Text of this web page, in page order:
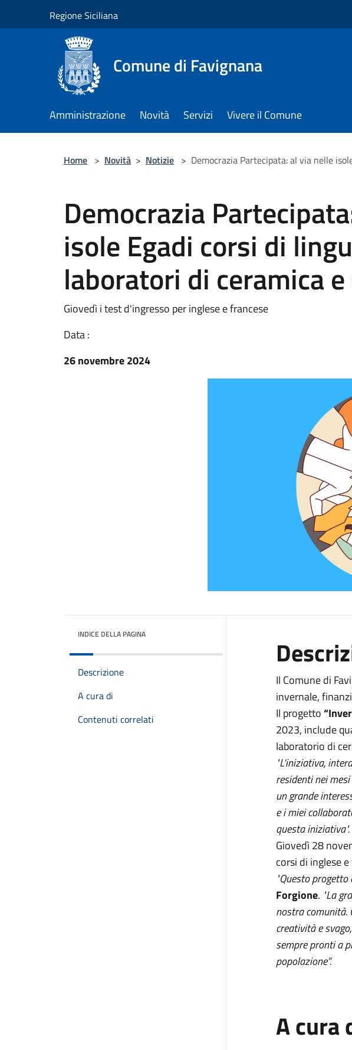
Regione Siciliana
Comune di Favignana
Amministrazione Novità Servizi Vivere il Comune
Home > Novità > Notizie > Democrazia Partecipata: al via nelle
Democrazia
isole Egadi corsi di
laboratori di ceramica
Giovedì i test d'ingresso per inglese e francese
Data :
26 novembre 2024
INDICE DELLA PAGINA
Descrizione
A cura di
Contenuti correlati
Il Comune di
invernale,
Il progetto
2023, include
laboratorio di
"L'iniziativa,
residenti nei
un grande
e i miei
questa iniziativa".
Giovedì 28
corsi di inglese
"Questo
Forgione. "La
nostra
creatività e
sempre pronti a
popolazione”.
A cura